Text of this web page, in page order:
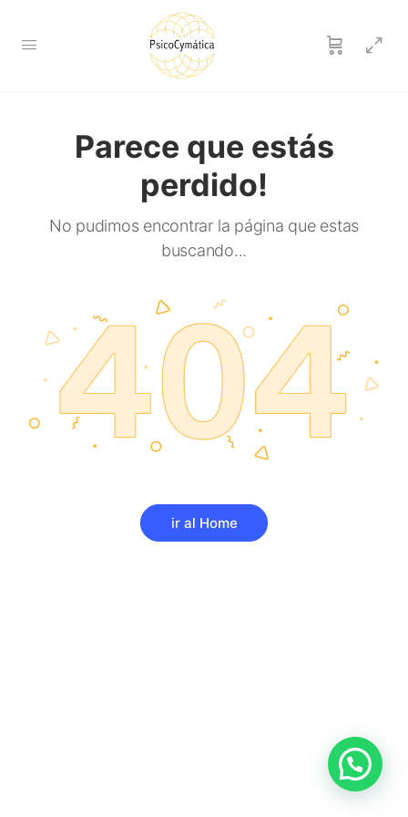
Parece que estás
perdido!
No pudimos encontrar la página que estas
buscando...
ir al Home